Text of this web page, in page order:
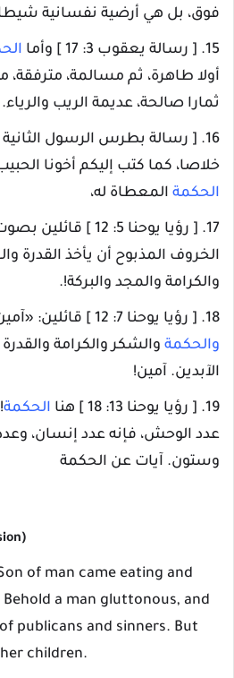
فوق، بل هي أرضية نفسانية
15. [ رسالة يعقوب 3: 17 ] وأما
أولا طاهرة، ثم مسالمة، مترفقة،
ثمارا صالحة، عديمة الريب والرياء.
خلاصا، كما كتب إليكم أخونا
الحكمة المعطاة له،
17. [ رؤيا يوحنا 5:
الخروف المذبوح أن يأخذ القدرة
والكرامة والمجد والبركة!.
18. [ رؤيا يوحنا 7: 12 ] قائلين: «آمين! البركة والمجد
والحكمة والشكر والكرامة والقدرة
الآبدين. آمين!
19. [ رؤيا يوحنا 13: 18 ] هنا الحكمة
عدد الوحش، فإنه عدد إنسان،
وستون. آيات عن الحكمة
of man came eating and
a man gluttonous, and
publicans and sinners. But
children.